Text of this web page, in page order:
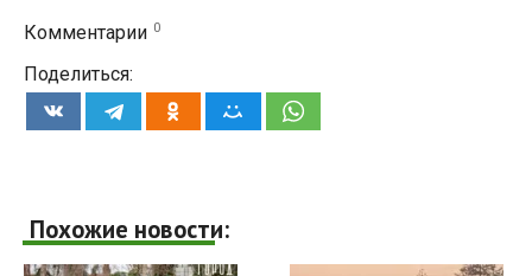
Комментарии 0
Поделиться:
Похожие новости: